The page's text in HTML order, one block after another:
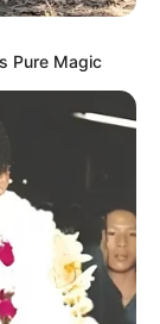
Ortschaften
um Garmisch-
in den
Wäldern
ist der
am besten
Pure Magic